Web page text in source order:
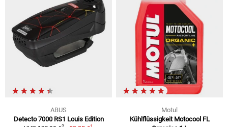
ABUS
Detecto 7000 RS1 Louis Edition
Motul
Kühlflüssigkeit Motocool FL